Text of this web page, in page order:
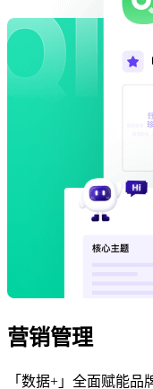
营销管理
「数据+」全面赋能